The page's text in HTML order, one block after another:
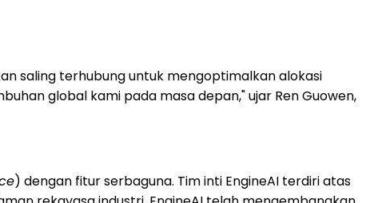
saling terhubung untuk mengoptimalkan alokasi
global kami pada masa depan," ujar Ren Guowen,
) dengan fitur serbaguna. Tim inti EngineAI terdiri atas